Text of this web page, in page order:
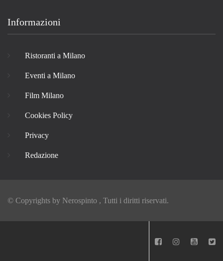
Informazioni
Ristoranti a Milano
Eventi a Milano
Film Milano
Cookies Policy
Privacy
Redazione
© Copyrights by Nerospinto , Tutti i diritti riservati.